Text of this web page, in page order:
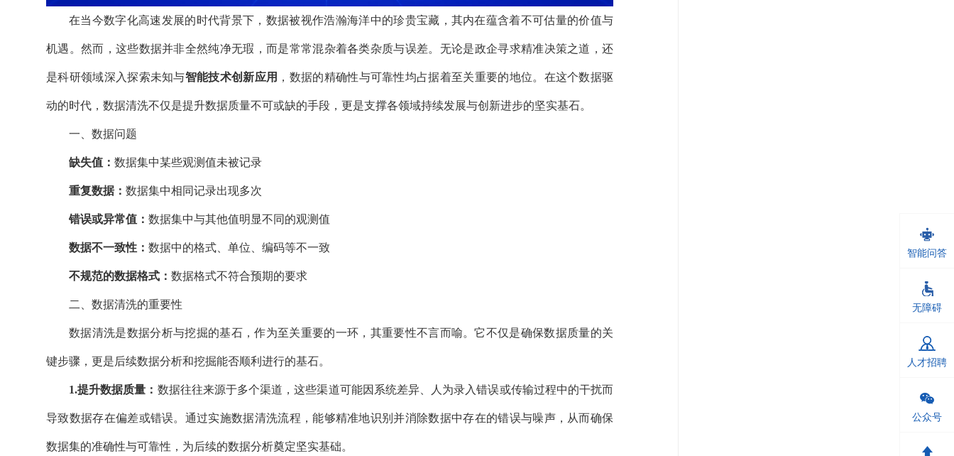
在当今数字化高速发展的时代背景下，数据被视作浩瀚海洋中的珍贵宝藏，其内在蕴含着不可估量的价值与
机遇。然而，这些数据并非全然纯净无瑕，而是常常混杂着各类杂质与误差。无论是政企寻求精准决策之道，还
是科研领域深入探索未知与智能技术创新应用 ，数据的精确性与可靠性均占据着至关重要的地位。在这个数据驱
动的时代，数据清洗不仅是提升数据质量不可或缺的手段，更是支撑各领域持续发展与创新进步的坚实基石。
一、数据问题
缺失值： 数据集中某些观测值未被记录
重复数据： 数据集中相同记录出现多次
错误或异常值： 数据集中与其他值明显不同的观测值
数据不一致性： 数据中的格式、单位、编码等不一致
不规范的数据格式： 数据格式不符合预期的要求
二、数据清洗的重要性
数据清洗是数据分析与挖掘的基石，作为至关重要的一环，其重要性不言而喻。它不仅是确保数据质量的关
键步骤，更是后续数据分析和挖掘能否顺利进行的基石。
1.提升数据质量： 数据往往来源于多个渠道，这些渠道可能因系统差异、人为录入错误或传输过程中的干扰而
导致数据存在偏差或错误。通过实施数据清洗流程，能够精准地识别并消除数据中存在的错误与噪声，从而确保
数据集的准确性与可靠性，为后续的数据分析奠定坚实基础。
智能问答
无障碍
人才招聘
公众号